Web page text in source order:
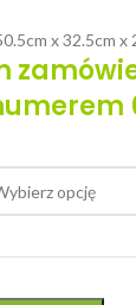
x 32.5cm x